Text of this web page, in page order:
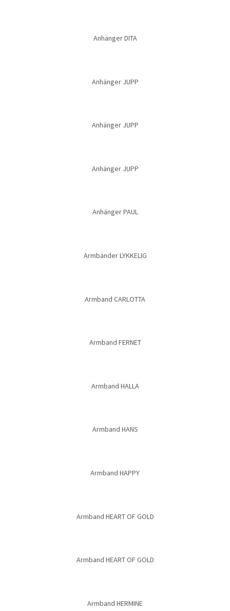
Anhänger DITA
Anhänger JUPP
Anhänger JUPP
Anhänger JUPP
Anhänger PAUL
Armbänder LYKKELIG
Armband CARLOTTA
Armband FERNET
Armband HALLA
Armband HANS
Armband HAPPY
Armband HEART OF GOLD
Armband HEART OF GOLD
Armband HERMINE